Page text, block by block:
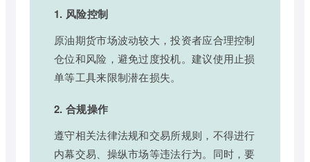
1. 风险控制
原油期货市场波动较大，投资者应合理控制
仓位和风险，避免过度投机。建议使用止损
单等工具来限制潜在损失。
2. 合规操作
遵守相关法律法规和交易所规则，不得进行
内幕交易、操纵市场等违法行为。同时，要